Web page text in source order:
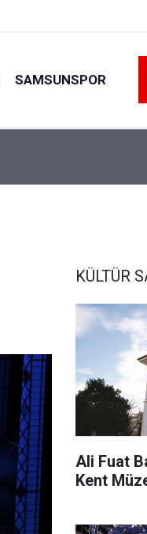
SAMSUNSPOR
KÜLTÜR
Ali Fuat
Kent